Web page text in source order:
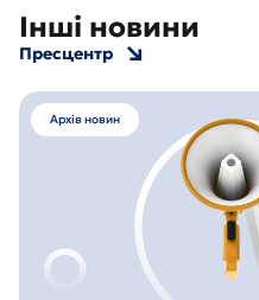
Інші новини
Пресцентр
Архів новин